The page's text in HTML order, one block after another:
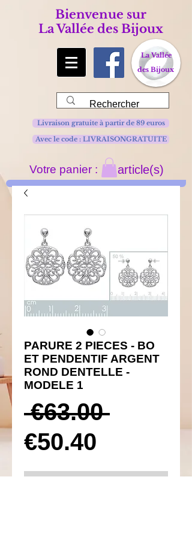
Bienvenue sur
La Vallée des Bijoux
La Vallée
des Bijoux
Avec le code : LIVRAISONGRATUITE
Livraison gratuite à partir de 89 euros
Votre panier : article(s)
PARURE 2 PIECES - BO
ET PENDENTIF ARGENT
ROND DENTELLE -
MODELE 1
€63.00 Prix
€50.40